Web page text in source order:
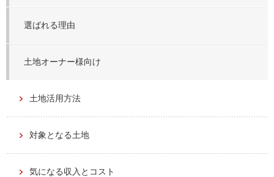
選ばれる理由
土地オーナー様向け
土地活用方法
対象となる土地
気になる収入とコスト